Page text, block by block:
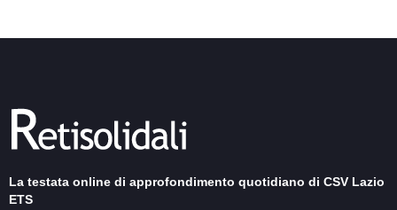
La testata online di approfondimento quotidiano di CSV Lazio
ETS